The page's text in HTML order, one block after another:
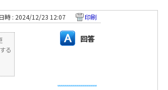
時 : 2024/12/23 12:07 印刷
る
回答